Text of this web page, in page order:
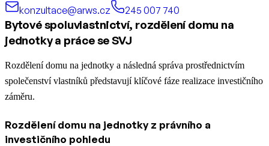
konzultace@arws.cz
245 007 740
Bytové spoluvlastnictví, rozdělení domu na
jednotky a práce se SVJ
Rozdělení domu na jednotky a následná správa prostřednictvím
společenství vlastníků představují klíčové fáze realizace investičního
záměru.
Rozdělení domu na jednotky z právního a
investičního pohledu